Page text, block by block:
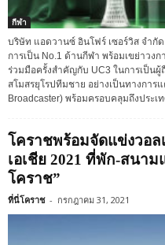
กีฬา
บริษัท แอดวานซ์ อินโฟร์ เซอร์วิส จำกั
การเป็น No.1 ด้านกีฬา พร้อมเขย่าวง
ร่วมมือครั้งสำคัญกับ UC3 ในการเป็น
สโมสรยุโรปทีมชาย อย่างเป็นทางการ
Broadcaster) พร้อมครอบคลุมถึงประเ
โคราชพร้อมจัดแข่งวอ
เอเชีย 2021 ที่พัก-สนาม
โคราช”
ที่นี่โคราช - กรกฎาคม 31, 2021